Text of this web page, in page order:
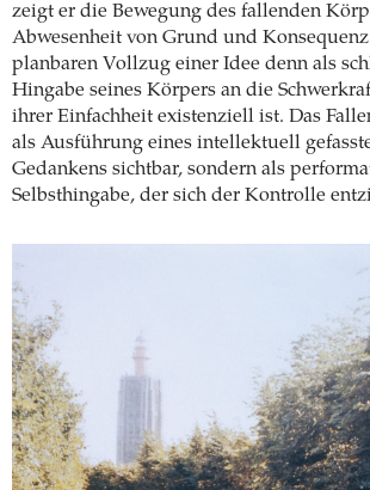
zeigt er die Bewegung des fallenden
Abwesenheit von Grund und
planbaren Vollzug einer Idee denn als
Hingabe seines Körpers an die
ihrer Einfachheit existenziell ist. Das
als Ausführung eines intellektuell
Gedankens sichtbar, sondern als
Selbsthingabe, der sich der Kontrolle